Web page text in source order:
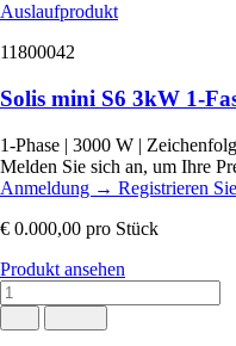
Auslaufprodukt
11800042
Solis mini S6 3kW 1-
1-Phase | 3000 W |
Melden Sie sich an, um Ihre
Anmeldung → Registrieren
€ 0.000,00 pro Stück
Produkt ansehen